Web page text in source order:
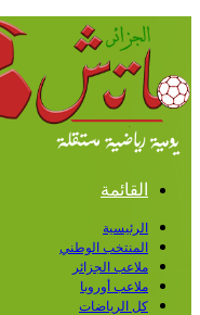
القائمة
الرئيسية
المنتخب الوطني
ملاعب الجزائر
ملاعب أوروبا
كل الرياضات